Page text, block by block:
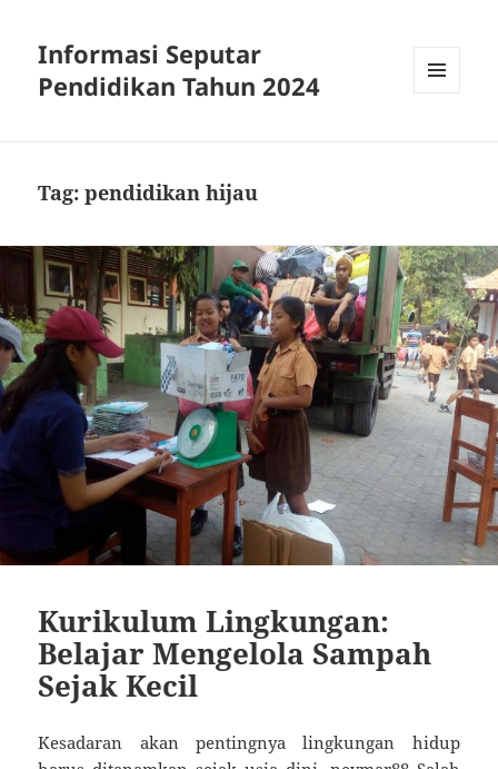
Informasi Seputar
Pendidikan Tahun 2024
Tag:pendidikan hijau
Kurikulum Lingkungan:
Belajar Mengelola Sampah
Sejak Kecil
Kesadaran akan pentingnya lingkungan hidup